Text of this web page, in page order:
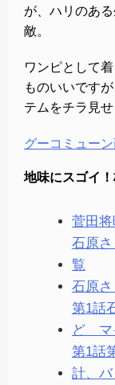
が、ハリのあ
敵。
ワンピとして
ものいいです
テムをチラ見
グーコミューン
地味にスゴイ
菅田
石原
覧
石原
第1話
ど マ
第1話
計、